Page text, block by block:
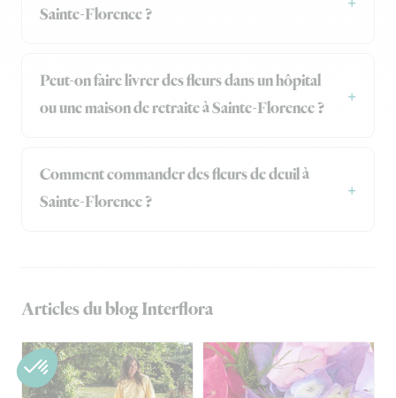
Sainte-Florence ?
Peut-on faire livrer des fleurs dans un hôpital
ou une maison de retraite à Sainte-Florence ?
Comment commander des fleurs de deuil à
Sainte-Florence ?
Articles du blog Interflora